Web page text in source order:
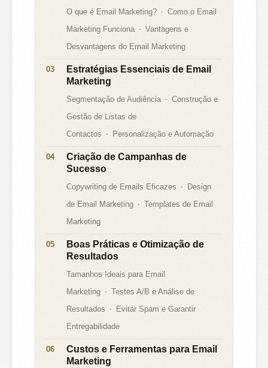
O que é Email Marketing?
Como o Email
Marketing Funciona
Vantagens e
Desvantagens do Email Marketing
Estratégias Essenciais de Email
Marketing
Segmentação de Audiência
Construção e
Gestão de Listas de
Contactos
Personalização e Automação
Criação de Campanhas de
Sucesso
Copywriting de Emails Eficazes
Design
de Email Marketing
Templates de Email
Marketing
Boas Práticas e Otimização de
Resultados
Tamanhos Ideais para Email
Marketing
Testes A/B e Análise de
Resultados
Evitar Spam e Garantir
Entregabilidade
Custos e Ferramentas para Email
Marketing